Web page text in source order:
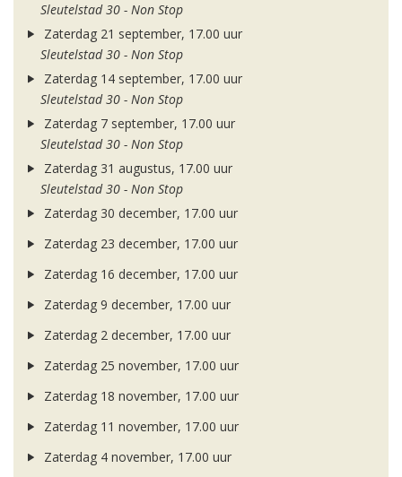
Sleutelstad 30 - Non Stop
Zaterdag 21 september, 17.00 uur
Sleutelstad 30 - Non Stop
Zaterdag 14 september, 17.00 uur
Sleutelstad 30 - Non Stop
Zaterdag 7 september, 17.00 uur
Sleutelstad 30 - Non Stop
Zaterdag 31 augustus, 17.00 uur
Sleutelstad 30 - Non Stop
Zaterdag 30 december, 17.00 uur
Zaterdag 23 december, 17.00 uur
Zaterdag 16 december, 17.00 uur
Zaterdag 9 december, 17.00 uur
Zaterdag 2 december, 17.00 uur
Zaterdag 25 november, 17.00 uur
Zaterdag 18 november, 17.00 uur
Zaterdag 11 november, 17.00 uur
Zaterdag 4 november, 17.00 uur